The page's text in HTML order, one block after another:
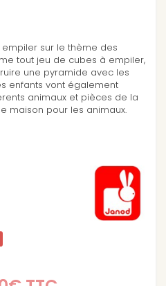
sur le thème des
tout jeu de cubes à empiler,
une pyramide avec les
enfants vont également
animaux et pièces de la
maison pour les animaux.